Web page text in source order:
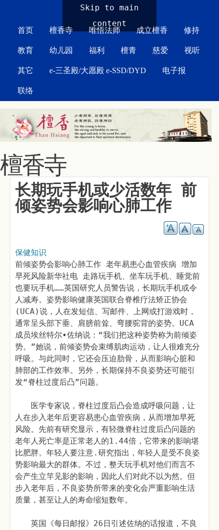
Skip to main
content
首页 檀香寺 唯悟法师 成立檀香 修持
教育 幼儿园 福利 檀青 慈爱 视听
其它 e-三圣殿/大愿殿 e-SSD/DYD 电子报
联络
檀香寺
长期玩手机或少活数年 前
倾姿势会影响心肺工作
保健知识
前倾姿势会影响心肺工作 老年易患心血管疾病 增加
早死风险新华社电 走路玩手机、坐车玩手机、睡觉前
也要玩手机……英国研究人员警告说，长期玩手机或令
人减寿。姿势影响健康英国联合脊椎疗法矫正协会
(UCA)说，人在发短信、写邮件、上网或打游戏时，
通常呈头部下垂、肩膀前耸、弯腰驼背的姿势。UCA
成员埃丝特尔•佐纳说：“我们把这种姿势称为前倾姿
势。”她说，前倾姿势会束缚肌肉运动，让人很难充分
呼吸。与此同时，它还会压迫肋骨，从而影响心脏和
肺部的工作效率。另外，长期保持不良姿势还可能引
发“脊柱过度后凸”问题。
医学专家说，脊柱过度后凸会造成呼吸问题，让
人在步入老年后更容易患心血管疾病，从而增加早死
风险。先前有研究显示，有轻微脊柱过度后凸问题的
老年人死亡率是正常老人的1.44倍，它带来的影响堪
比肥胖。年轻人要注意.研究指出，年轻人是受不良姿
势影响最大的群体。不过，整天玩手机对他们而言不
会产生立竿见影的影响，因此人们对此不以为然。但
步入老年后，不良姿势所带来的变化会严重影响生活
质量，甚至让人的寿命缩短数年。
英国《每日邮报》26日引述佐纳的话报道，不良